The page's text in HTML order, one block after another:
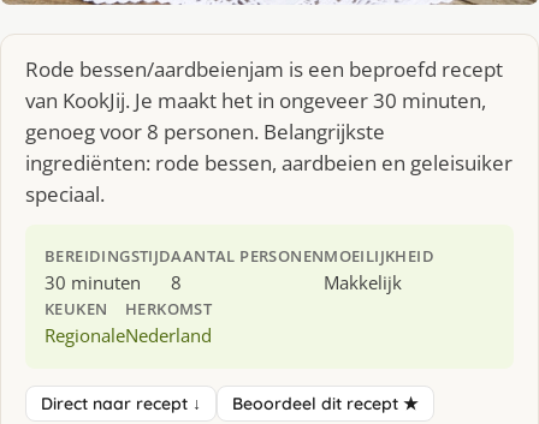
Rode bessen/aardbeienjam is een beproefd recept
van KookJij. Je maakt het in ongeveer 30 minuten,
genoeg voor 8 personen. Belangrijkste
ingrediënten: rode bessen, aardbeien en geleisuiker
speciaal.
BEREIDINGSTIJD
30 minuten
AANTAL PERSONEN
8
MOEILIJKHEID
Makkelijk
KEUKEN
Regionale
HERKOMST
Nederland
Direct naar recept ↓ Beoordeel dit recept ★